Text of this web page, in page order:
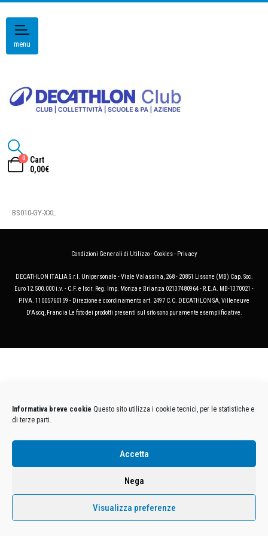
Informativa breve cookie Questo sito utilizza i cookie tecnici, per le statistiche e
di terze parti.
Accetta
Nega
Visualizza preferenze
menu
0
Cart
0,00€
BS010-GY-XXL
Condizioni Generali di Utilizzo- Cookies- Privacy
DECATHLON ITALIA S.r.l. Unipersonale - Viale Valassina, 268 - 20851 Lissone (MB) Cap. Soc.
Euro 12.500.000 i.v. - C.F. e Iscr. Reg. Imp. Monza e Brianza 02137480964 - R.E.A. MB-1370021 -
P.IVA. 11005760159 - Direzione e coordinamento art. 2497 C.C. DECATHLON SA, Villeneuve
D'Ascq, Francia Le foto dei prodotti presenti sul sito sono puramente esemplificative.